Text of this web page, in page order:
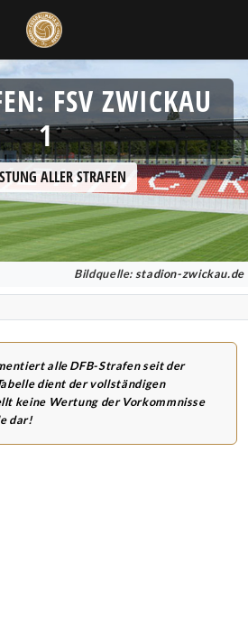
FSV ZWICKAU
1
ALLER STRAFEN
Bildquelle: stadion-zwickau.de
alle DFB-Strafen seit der
dient der vollständigen
keine Wertung der Vorkommnisse
dar!